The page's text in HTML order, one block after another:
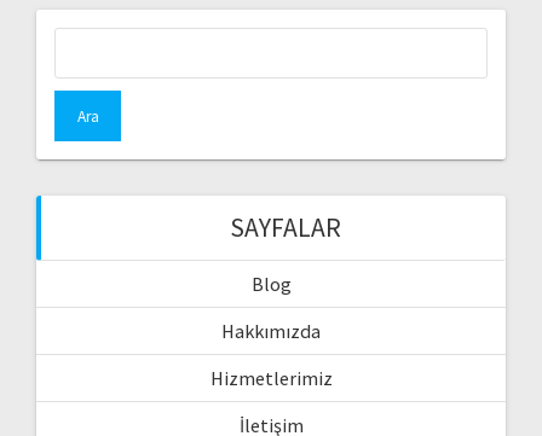
SAYFALAR
Blog
Hakkımızda
Hizmetlerimiz
İletişim